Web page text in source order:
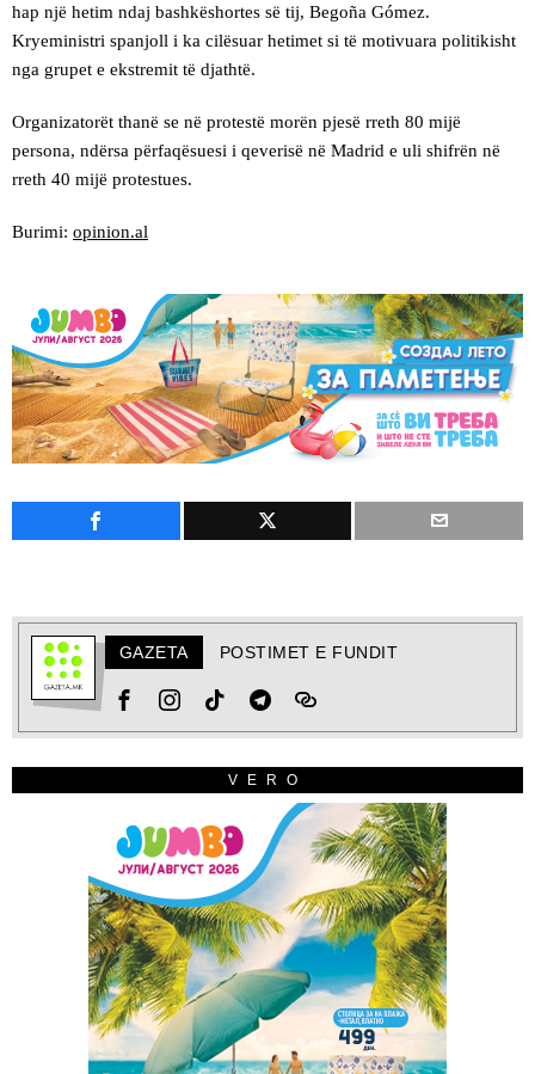
hap një hetim ndaj bashkëshortes së tij, Begoña Gómez.
Kryeministri spanjoll i ka cilësuar hetimet si të motivuara politikisht
nga grupet e ekstremit të djathtë.
Organizatorët thanë se në protestë morën pjesë rreth 80 mijë
persona, ndërsa përfaqësuesi i qeverisë në Madrid e uli shifrën në
rreth 40 mijë protestues.
Burimi: opinion.al
GAZETA POSTIMET E FUNDIT
VERO